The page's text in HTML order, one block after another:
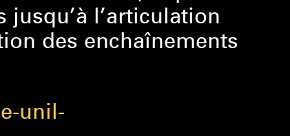
jusqu’à l’articulation
des enchaînements
unil-